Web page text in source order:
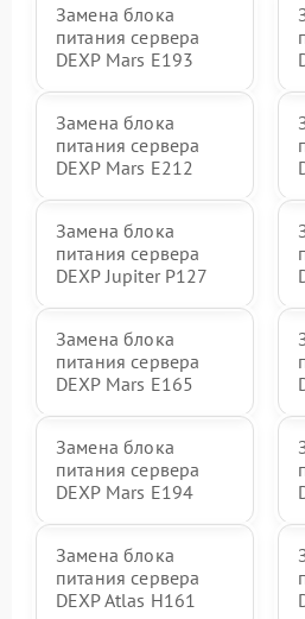
Замена блока
питания сервера
DEXP Mars E193
Замена блока
питания сервера
DEXP Mars E212
Замена блока
питания сервера
DEXP Jupiter P127
Замена блока
питания сервера
DEXP Mars E165
Замена блока
питания сервера
DEXP Mars E194
Замена блока
питания сервера
DEXP Atlas H161